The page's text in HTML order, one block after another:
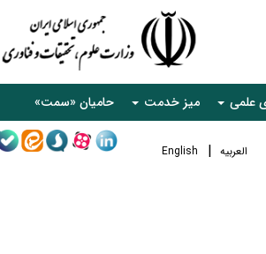
علمی میز خدمت حامیان «سمت»
العربیه English